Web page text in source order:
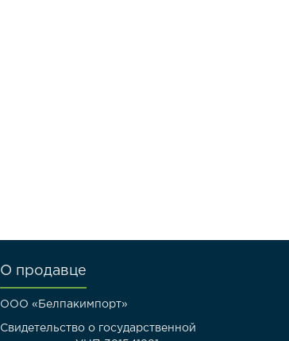
О продавце
ООО «Белпакимпорт»
Свидетельство о государственной